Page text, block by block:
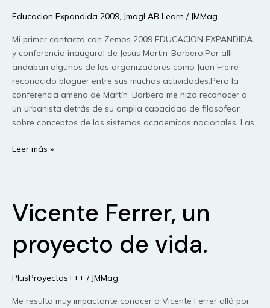
Expandida
2009
Educacion Expandida 2009, JmagLAB Learn / JMMag
Mi primer contacto con Zemos 2009 EDUCACION EXPANDIDA
y conferencia inaugural de Jesus Martin-Barbero.Por alli
andaban algunos de los organizadores como Juan Freire
reconocido bloguer entre sus muchas actividades.Pero la
conferencia amena de Martín_Barbero me hizo reconocer a
un urbanista detrás de su amplia capacidad de filosofear
sobre conceptos de los sistemas academicos nacionales. Las
Conferencia
Barbero
en
2009
Leer más »
Vicente Ferrer, un
proyecto de vida.
PlusProyectos+++ / JMMag
Me resulto muy impactante conocer a Vicente Ferrer allá por